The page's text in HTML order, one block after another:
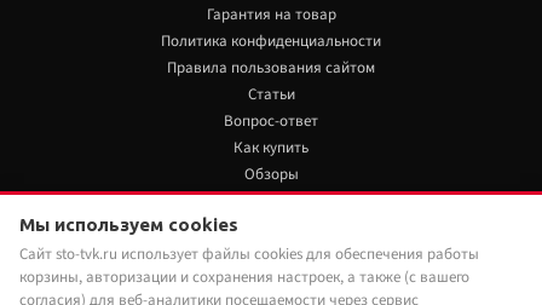
Гарантия на товар
Политика конфиденциальности
Правила пользования сайтом
Статьи
Вопрос-ответ
Как купить
Обзоры
+7 922 480 80 85
Мы в социальных сетях:
Мы используем cookies
Сайт sto-tvk.ru использует файлы cookies для обеспечения работы
корзины, авторизации и сохранения настроек, а также (с вашего
согласия) для веб-аналитики посещаемости через сервис